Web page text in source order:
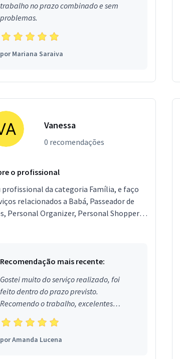
trabalho no prazo combinado e sem
problemas.
porMariana Saraiva
Vanessa
0 recomendações
o profissional
profissional da categoria Família, e faço
relacionados a Babá, Passeador de
Personal Organizer, Personal Shopper,
Recomendação mais recente:
Gostei muito do serviço realizado, foi
feito dentro do prazo previsto.
Recomendo o trabalho, excelentes
profissionais.
porAmanda Lucena